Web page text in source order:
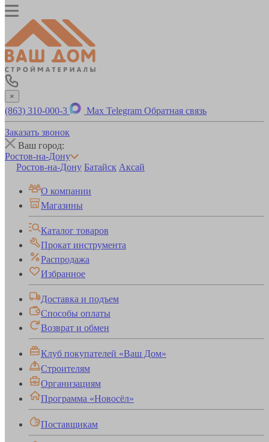
×
(863) 310-000-3 Max Telegram Обратная связь
Заказать звонок
Ваш город:
Ростов-на-Дону
Ростов-на-Дону Батайск Аксай
О компании
Магазины
Каталог товаров
Прокат инструмента
Распродажа
Избранное
Доставка и подъем
Способы оплаты
Возврат и обмен
Клуб покупателей «Ваш Дом»
Строителям
Организациям
Программа «Новосёл»
Поставщикам